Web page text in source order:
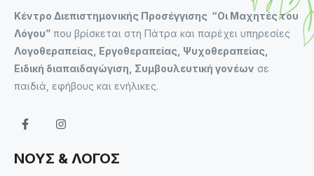
Κέντρο Διεπιστημονικής Προσέγγισης “Οι Μαχητές του
Λόγου” που βρίσκεται στη Πάτρα και παρέχει υπηρεσίες
Λογοθεραπείας, Εργοθεραπείας, Ψυχοθεραπείας,
Ειδική διαπαιδαγώγιση, Συμβουλευτική γονέων σε
παιδιά, εφήβους και ενήλικες.
ΝΟΥΣ & ΛΟΓΟΣ